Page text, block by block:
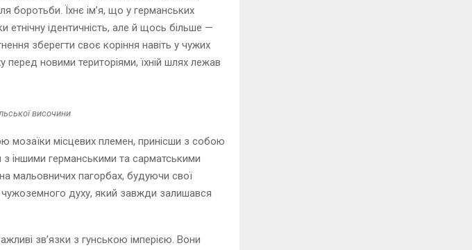
боротьби. Їхнє ім’я, що у германських
етнічну ідентичність, але й щось більше —
зберегти своє коріння навіть у чужих
перед новими територіями, їхній шлях лежав
височини
мозаїки місцевих племен, принісши з собою
з іншими германськими та сарматськими
мальовничих пагорбах, будуючи свої
духу, який завжди залишався
зв’язки з гунською імперією. Вони